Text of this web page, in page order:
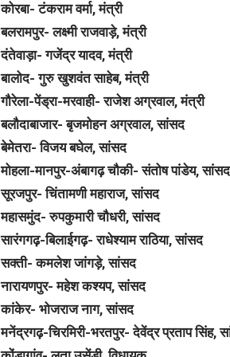
कोरबा- टंकराम वर्मा, मंत्री
बलरामपुर- लक्ष्मी राजवाड़े, मंत्री
दंतेवाड़ा- गजेंद्र यादव, मंत्री
बालोद- गुरु खुशवंत साहेब, मंत्री
गौरेला-पेंड्रा-मरवाही- राजेश अग्रवाल, मंत्री
बलौदाबाजार- बृजमोहन अग्रवाल, सांसद
बेमेतरा- विजय बघेल, सांसद
मोहला-मानपुर-अंबागढ़ चौकी- संतोष पांडेय, सांसद
सूरजपुर- चिंतामणी महाराज, सांसद
महासमुंद- रुपकुमारी चौधरी, सांसद
सारंगगढ़-बिलाईगढ़- राधेश्याम राठिया, सांसद
सक्ती- कमलेश जांगड़े, सांसद
नारायणपुर- महेश कश्यप, सांसद
कांकेर- भोजराज नाग, सांसद
मनेंद्रगढ़-चिरमिरी-भरतपुर- देवेंद्र प्रताप सिंह,